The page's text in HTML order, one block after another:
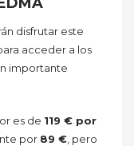
disfrutar este
acceder a los
importante
es de 119 € por
por 89 € , pero